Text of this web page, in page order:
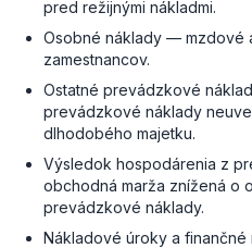
pred režijnými nákladmi.
Osobné náklady — mzdové
zamestnancov.
Ostatné prevádzkové
prevádzkové náklady
dlhodobého majetku.
Výsledok hospodárenia z
obchodná marža znížená o
prevádzkové náklady.
Nákladové úroky a